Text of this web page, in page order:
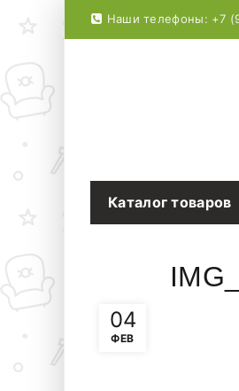
Наши телефоны: +7
Каталог товаров
04
ФЕВ